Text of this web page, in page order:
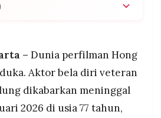
2026 di usia 77 tahun,
rekan-rekannya
The Beast dengan sandal jepit
kenangan masa kecil tak
– Dunia perfilman Hong
Aktor bela diri veteran
dikabarkan meninggal
2026 di usia 77 tahun,